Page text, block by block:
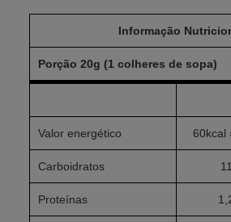
Informação
Porção 20g (1 colheres de sopa)
Valor energético 60kcal
Carboidratos
Proteínas